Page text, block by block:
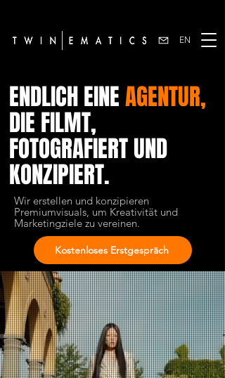
EN
ENDLICH EINEAGENTUR,
DIE FILMT,
FOTOGRAFIERT UND
KONZIPIERT.
Wir erstellen und konzipieren
Premiumvisuals, um Kreativität und
Marketingziele zu vereinen.
Kostenloses Erstgespräch